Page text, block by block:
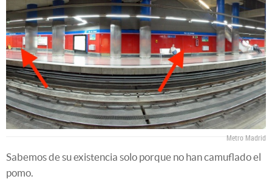
Metro Madrid
Sabemos de su existencia solo porque no han camuflado el
pomo.